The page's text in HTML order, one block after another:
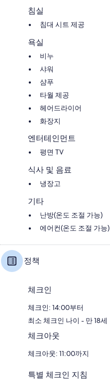
침실
침대 시트 제공
욕실
비누
샤워
샴푸
타월 제공
헤어드라이어
화장지
엔터테인먼트
평면 TV
식사 및 음료
냉장고
기타
난방(온도 조절 가능)
에어컨(온도 조절 가능)
정책
체크인
체크인: 14:00부터
최소 체크인 나이 - 만 18세
체크아웃
체크아웃: 11:00까지
특별 체크인 지침